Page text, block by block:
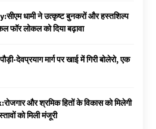
धामी ने उत्कृष्ट बुनकरों और हस्तशिल्प
फॉर लोकल को दिया बढ़ावा
मार्ग पर खाई में गिरी बोलेरो, एक
और श्रमिक हितों के विकास को मिलेगी
को मिली मंजूरी